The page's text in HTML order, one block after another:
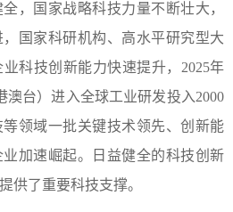
，国家战略科技力量不断壮大，
国家科研机构、高水平研究型大
科技创新能力快速提升，2025年
澳台）进入全球工业研发投入2000
领域一批关键技术领先、创新能
加速崛起。日益健全的科技创新
供了重要科技支撑。